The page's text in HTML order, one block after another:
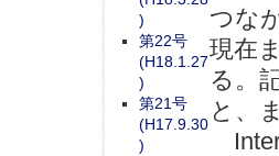
つな
現在
る。
と、
)
第22号
(H18.1.27
)
第21号
(H17.9.30
)